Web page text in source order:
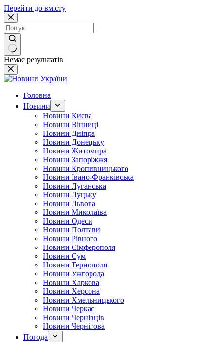
Перейти до вмісту
Немає результатів
Головна
Новини
Новини Києва
Новини Вінниці
Новини Дніпра
Новини Донецьку
Новини Житомира
Новини Запоріжжя
Новини Кропивницького
Новини Івано-Франківська
Новини Луганська
Новини Луцьку
Новини Львова
Новини Миколаїва
Новини Одеси
Новини Полтави
Новини Рівного
Новини Сімферополя
Новини Сум
Новини Тернополя
Новини Ужгорода
Новини Харкова
Новини Херсона
Новини Хмельницького
Новини Черкас
Новини Чернівців
Новини Чернігова
Погода